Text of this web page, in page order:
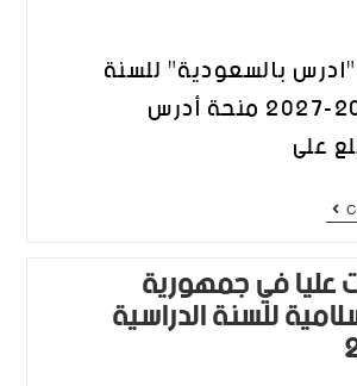
بالسعودية" للسنة
الجامعية 2026-2027 منحة أدرس
على
عليا في جمهورية
للسنة الدراسية